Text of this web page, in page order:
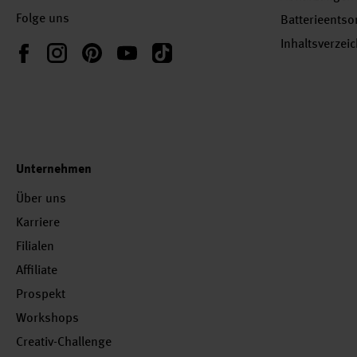
Folge uns
FacebookInstagramPinterestYouTubeTikTok
Unternehmen
Über uns
Karriere
Filialen
Affiliate
Prospekt
Workshops
Creativ-Challenge